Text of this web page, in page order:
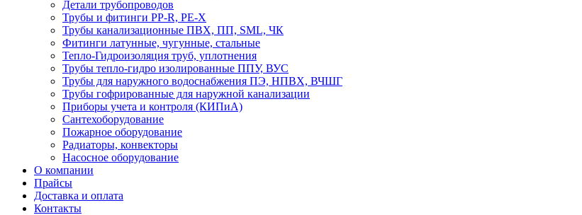
Детали трубопроводов
Трубы и фитинги PP-R, PE-X
Трубы канализационные ПВХ, ПП, SML, ЧК
Фитинги латунные, чугунные, стальные
Тепло-Гидроизоляция труб, уплотнения
Трубы тепло-гидро изолированные ППУ, ВУС
Трубы для наружного водоснабжения ПЭ, НПВХ, ВЧШГ
Трубы гофрированные для наружной канализации
Приборы учета и контроля (КИПиА)
Сантехоборудование
Пожарное оборудование
Радиаторы, конвекторы
Насосное оборудование
О компании
Прайсы
Доставка и оплата
Контакты